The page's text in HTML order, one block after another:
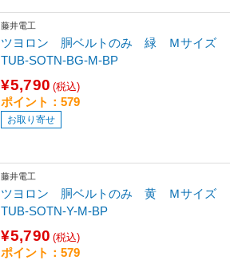
藤井電工
ツヨロン 胴ベルトのみ 緑 Ｍサイズ
TUB-SOTN-BG-M-BP
¥5,790 (税込)
ポイント：579
お取り寄せ
藤井電工
ツヨロン 胴ベルトのみ 黄 Ｍサイズ
TUB-SOTN-Y-M-BP
¥5,790 (税込)
ポイント：579